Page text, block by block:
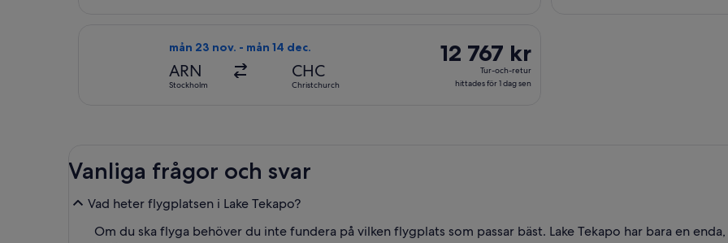
för
1
mån 23 nov. - mån 14 dec.
ARN
Stockholm
CHC
Christchurch
12 767 kr
Tur-
och-
12 767 kr
Tur-och-retur
hittades för 1 dag sen
Vanliga frågor och svar
Vad heter flygplatsen i Lake Tekapo?
Om du ska flyga behöver du inte fundera på vilken flygplats som passar bäst. Lake Tekapo har bara en